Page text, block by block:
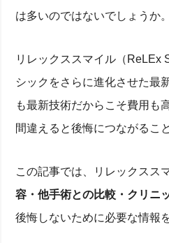
は多いのではないでしょうか。
リレックススマイル（ReLEx
シックをさらに進化させた最
も最新技術だからこそ費用も
間違えると後悔につながるこ
この記事では、リレックスス
容・他手術との比較・クリニ
後悔しないために必要な情報